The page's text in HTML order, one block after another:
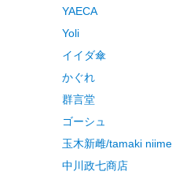
YAECA
Yoli
イイダ傘
かぐれ
群言堂
ゴーシュ
玉木新雌/tamaki niime
中川政七商店